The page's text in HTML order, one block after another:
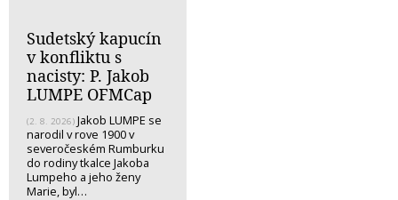
Sudetský kapucín
v konfliktu s
nacisty: P. Jakob
LUMPE OFMCap
(2. 8. 2026) Jakob LUMPE se
narodil v rove 1900 v
severočeském Rumburku
do rodiny tkalce Jakoba
Lumpeho a jeho ženy
Marie, byl…